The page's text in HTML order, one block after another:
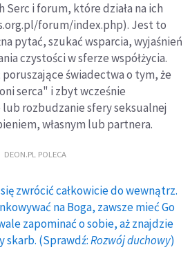
Serc i forum, które działa na ich
forum/index.php). Jest to
pytać, szukać wsparcia, wyjaśnień
czystości w sferze współżycia.
poruszające świadectwa o tym, że
serca" i zbyt wcześnie
lub rozbudzanie sfery seksualnej
własnym lub partnera.
DEON.PL POLECA
zwrócić całkowicie do wewnątrz.
na Boga, zawsze mieć Go
zapominać o sobie, aż znajdzie
skarb. (Sprawdź:Rozwój duchowy)